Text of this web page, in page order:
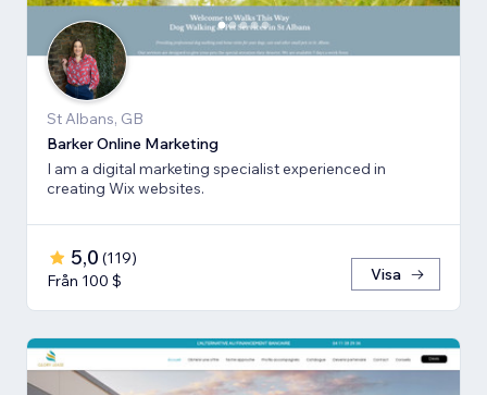
St Albans, GB
Barker Online Marketing
I am a digital marketing specialist experienced in
creating Wix websites.
5,0 (119)
Från 100 $
Visa